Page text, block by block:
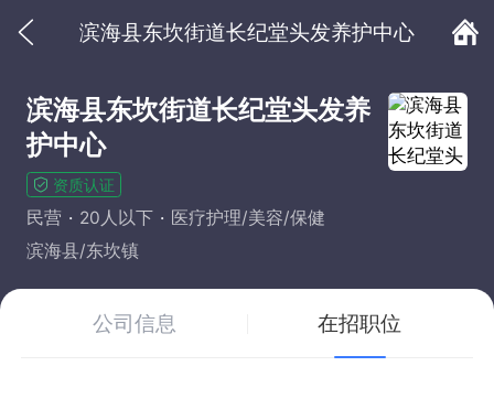
滨海县东坎街道长纪堂头发养护中心
滨海县东坎街道长纪堂头发养
护中心
资质认证
民营 20人以下
医疗护理/美容/保健
滨海县/东坎镇
公司信息 在招职位